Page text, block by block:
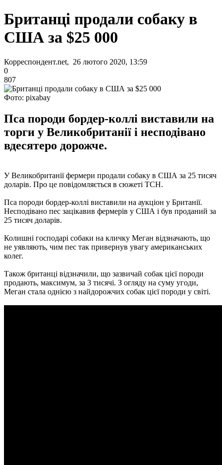
Британці продали собаку в
США за $25 000
Корреспондент.net, 26 лютого 2020, 13:59
0
807
Фото: pixabay
Пса породи бордер-коллі виставили на
торги у Великобританії і несподівано
вдесятеро дорожче.
У Великобританії фермери продали собаку в США за 25 тисяч
доларів. Про це повідомляється в сюжеті ТСН.
Пса породи бордер-коллі виставили на аукціон у Британії.
Несподівано пес зацікавив фермерів у США і був проданий за
25 тисяч доларів.
Колишні господарі собаки на кличку Меган відзначають, що
не уявляють, чим пес так привернув увагу американських
колег.
Також британці відзначили, що зазвичай собак цієї породи
продають, максимум, за 3 тисячі. З огляду на суму угоди,
Меган стала однією з найдорожчих собак цієї породи у світі.